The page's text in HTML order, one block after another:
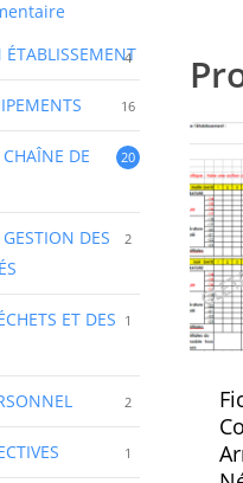
4
16
DE
20
DES
2
ET DES 1
2
1